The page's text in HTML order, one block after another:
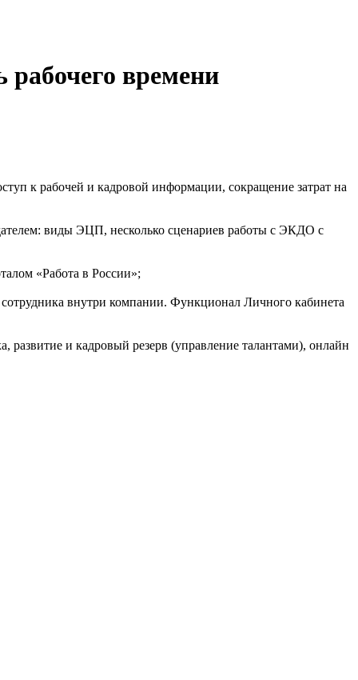
времени
к рабочей и кадровой информации, сокращение затрат на
виды ЭЦП, несколько сценариев работы с ЭКДО с
«Работа в России»;
внутри компании. Функционал Личного кабинета
и кадровый резерв (управление талантами), онлайн